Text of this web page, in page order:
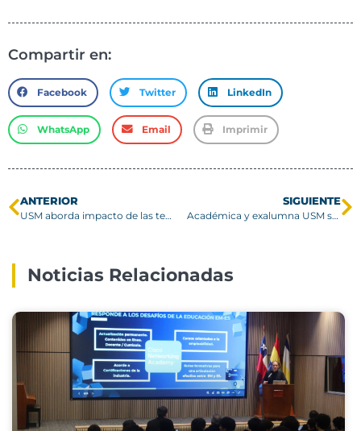
Compartir en:
Facebook Twitter LinkedIn
WhatsApp Email Imprimir
ANTERIOR
USM aborda impacto de las temperaturas extremas en la salud y seguridad laboral
SIGUIENTE
Académica y exalumna USM son reconocidas como Ingenieras Destacadas 2026
Noticias Relacionadas